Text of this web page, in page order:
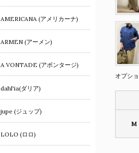
オプシ
M
AMERICANA (アメリカーナ)
ARMEN (アーメン)
A VONTADE (アボンタージ)
dahl'ia(ダリア)
jupe (ジュップ)
LOLO (ロロ)